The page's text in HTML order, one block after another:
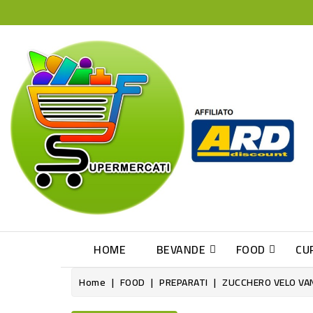
HOME BEVANDE FOOD
Home FOOD PREPARATI ZUCCHERO VELO